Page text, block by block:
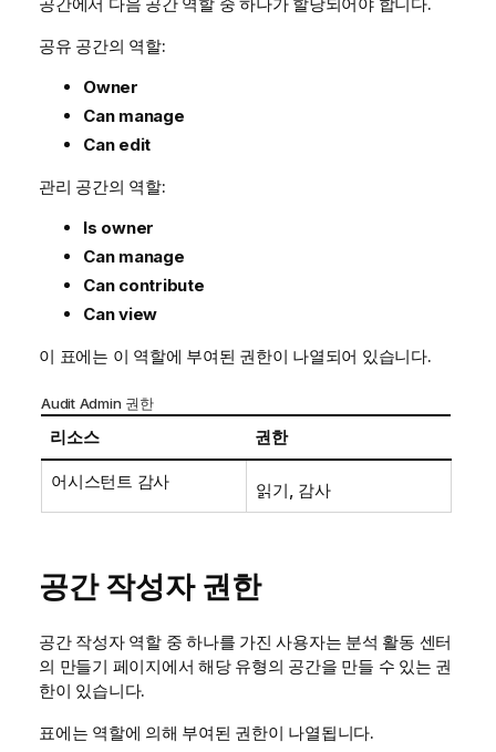
공유 공간의 역할:
Owner
Can manage
Can edit
관리 공간의 역할:
Is owner
Can manage
Can contribute
Can view
이 표에는 이 역할에 부여된 권한이 나열되어 있습니다.
Audit Admin 권한
리소스 권한
어시스턴트 감사 읽기, 감사
공간 작성자 권한
공간 작성자 역할 중 하나를 가진 사용자는 분석 활동 센터
의 만들기 페이지에서 해당 유형의 공간을 만들 수 있는 권
한이 있습니다.
표에는 역할에 의해 부여된 권한이 나열됩니다.